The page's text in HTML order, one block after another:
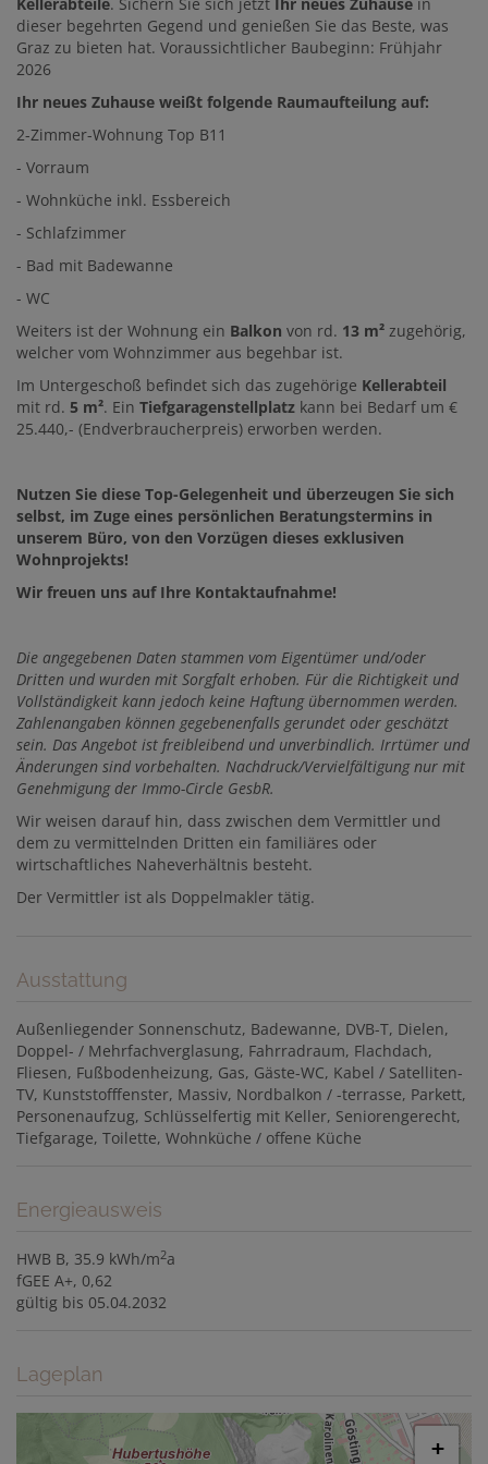
dieser begehrten Gegend und genießen Sie das Beste, was
Graz zu bieten hat. Voraussichtlicher Baubeginn: Frühjahr
2026
Ihr neues Zuhause weißt folgende Raumaufteilung auf:
2-Zimmer-Wohnung Top B11
- Vorraum
- Wohnküche inkl. Essbereich
- Schlafzimmer
- Bad mit Badewanne
- WC
Weiters ist der Wohnung ein Balkon von rd. 13 m² zugehörig,
welcher vom Wohnzimmer aus begehbar ist.
Im Untergeschoß befindet sich das zugehörige Kellerabteil
mit rd. 5 m². Ein Tiefgaragenstellplatz kann bei Bedarf um €
25.440,- (Endverbraucherpreis) erworben werden.
Nutzen Sie diese Top-Gelegenheit und überzeugen Sie sich
selbst, im Zuge eines persönlichen Beratungstermins in
unserem Büro, von den Vorzügen dieses exklusiven
Wohnprojekts!
Wir freuen uns auf Ihre Kontaktaufnahme!
Die angegebenen Daten stammen vom Eigentümer und/oder
Dritten und wurden mit Sorgfalt erhoben. Für die Richtigkeit und
Vollständigkeit kann jedoch keine Haftung übernommen werden.
Zahlenangaben können gegebenenfalls gerundet oder geschätzt
sein. Das Angebot ist freibleibend und unverbindlich. Irrtümer und
Änderungen sind vorbehalten. Nachdruck/Vervielfältigung nur mit
Genehmigung der Immo-Circle GesbR.
Wir weisen darauf hin, dass zwischen dem Vermittler und
dem zu vermittelnden Dritten ein familiäres oder
wirtschaftliches Naheverhältnis besteht.
Der Vermittler ist als Doppelmakler tätig.
Ausstattung
Außenliegender Sonnenschutz Badewanne DVB-T Dielen
Doppel- / Mehrfachverglasung Fahrradraum Flachdach
Fliesen Fußbodenheizung Gas Gäste-WC Kabel / Satelliten-
TV Kunststofffenster Massiv Nordbalkon / -terrasse Parkett
Personenaufzug Schlüsselfertig mit Keller Seniorengerecht
Tiefgarage Toilette Wohnküche / offene Küche
Energieausweis
HWB B, 35.9 kWh/m2a
fGEE A+, 0,62
gültig bis 05.04.2032
Lageplan
+